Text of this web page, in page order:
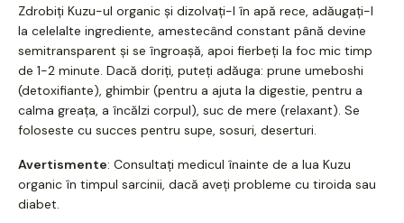
Zdrobiți Kuzu-ul organic și dizolvați-l în apă rece, adăugați-l
la celelalte ingrediente, amestecând constant până devine
semitransparent și se îngroașă, apoi fierbeți la foc mic timp
de 1-2 minute. Dacă doriți, puteți adăuga: prune umeboshi
(detoxifiante), ghimbir (pentru a ajuta la digestie, pentru a
calma greața, a încălzi corpul), suc de mere (relaxant). Se
foloseste cu succes pentru supe, sosuri, deserturi.
Avertismente: Consultați medicul înainte de a lua Kuzu
organic în timpul sarcinii, dacă aveți probleme cu tiroida sau
diabet.